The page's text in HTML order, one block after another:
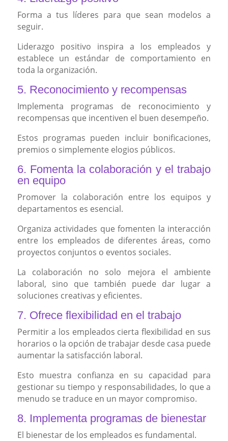
Forma a tus líderes para que sean modelos a
seguir.
Liderazgo positivo inspira a los empleados y
establece un estándar de comportamiento en
toda la organización.
5. Reconocimiento y recompensas
Implementa programas de reconocimiento y
recompensas que incentiven el buen desempeño.
Estos programas pueden incluir bonificaciones,
premios o simplemente elogios públicos.
6. Fomenta la colaboración y el trabajo
en equipo
Promover la colaboración entre los equipos y
departamentos es esencial.
Organiza actividades que fomenten la interacción
entre los empleados de diferentes áreas, como
proyectos conjuntos o eventos sociales.
La colaboración no solo mejora el ambiente
laboral, sino que también puede dar lugar a
soluciones creativas y eficientes.
7. Ofrece flexibilidad en el trabajo
Permitir a los empleados cierta flexibilidad en sus
horarios o la opción de trabajar desde casa puede
aumentar la satisfacción laboral.
Esto muestra confianza en su capacidad para
gestionar su tiempo y responsabilidades, lo que a
menudo se traduce en un mayor compromiso.
8. Implementa programas de bienestar
El bienestar de los empleados es fundamental.